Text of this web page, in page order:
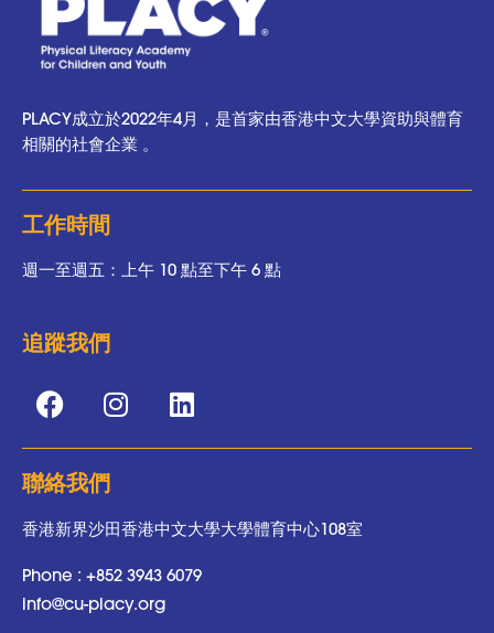
PLACY成立於2022年4月，是首家由香港中文大學資助與體育
相關的社會企業 。
工作時間
週一至週五：上午 10 點至下午 6 點
追蹤我們
聯絡我們
香港新界沙田香港中文大學大學體育中心108室
Phone : +852 3943 6079
info@cu-placy.org